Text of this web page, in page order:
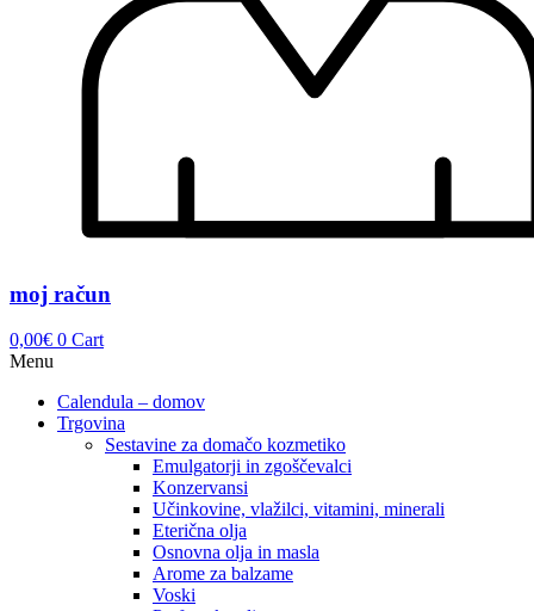
moj račun
0,00€ 0 Cart
Menu
Calendula – domov
Trgovina
Sestavine za domačo kozmetiko
Emulgatorji in zgoščevalci
Konzervansi
Učinkovine, vlažilci, vitamini, minerali
Eterična olja
Osnovna olja in masla
Arome za balzame
Voski